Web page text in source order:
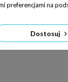
preferencjami na
Dostosuj